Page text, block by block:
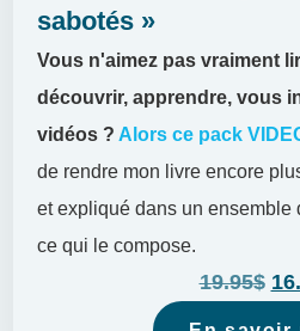
sabotés »
Vous n'aimez pas vraiment
découvrir, apprendre, vous
vidéos ? Alors ce pack
de rendre mon livre encore
et expliqué dans un ensemble
ce qui le compose.
19.95$